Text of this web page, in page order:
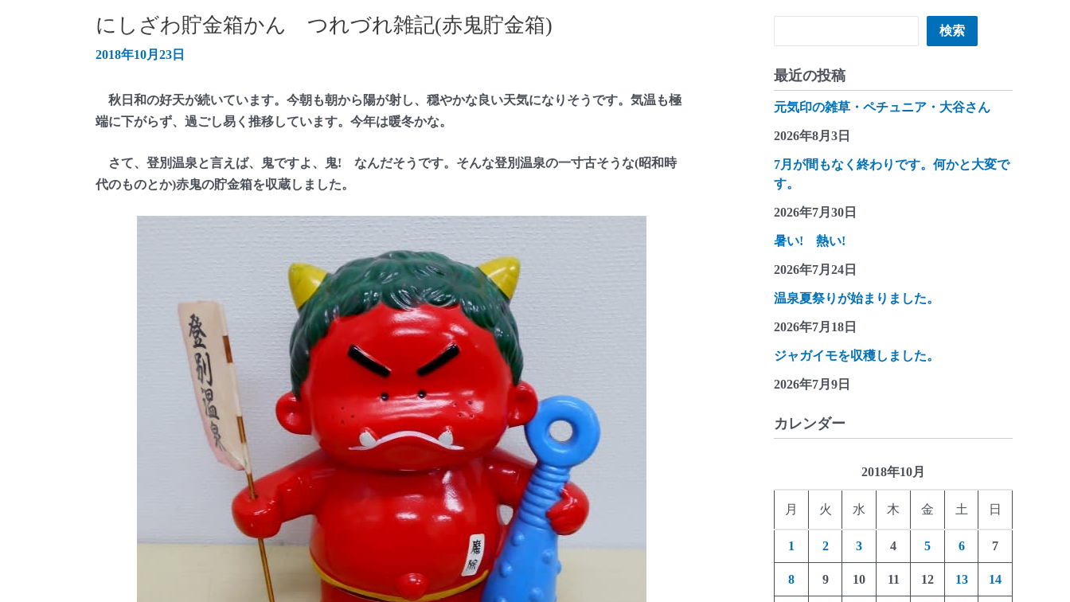
にしざわ貯金箱かん つれづれ雑記(赤鬼貯金箱)
2018年10月23日
秋日和の好天が続いています。今朝も朝から陽が射し、穏やかな良い天気になりそうです。気温も極
端に下がらず、過ごし易く推移しています。今年は暖冬かな。
さて、登別温泉と言えば、鬼ですよ、鬼! なんだそうです。そんな登別温泉の一寸古そうな(昭和時
代のものとか)赤鬼の貯金箱を収蔵しました。
検索
最近の投稿
元気印の雑草・ペチュニア・大谷さん
2026年8月3日
7月が間もなく終わりです。何かと大変で
す。
2026年7月30日
暑い! 熱い!
2026年7月24日
温泉夏祭りが始まりました。
2026年7月18日
ジャガイモを収穫しました。
2026年7月9日
カレンダー
2018年10月
月 火 水 木 金 土 日
1 2 3 4 5 6 7
8 9 10 11 12 13 14